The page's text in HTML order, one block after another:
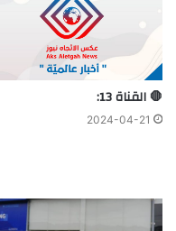
🛑 ‏القناة 13:
2024-04-21